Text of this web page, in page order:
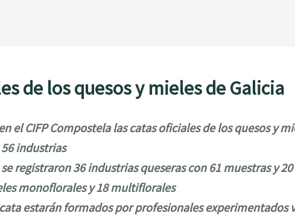
de los quesos y mieles de Galicia
el CIFP Compostela las catas oficiales de los quesos y
industrias
registraron 36 industrias queseras con 61 muestras y
monoflorales y 18 multiflorales
estarán formados por profesionales experimentados